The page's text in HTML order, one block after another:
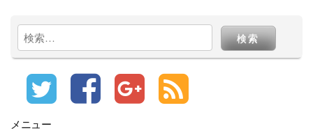
検
索:
メニュー